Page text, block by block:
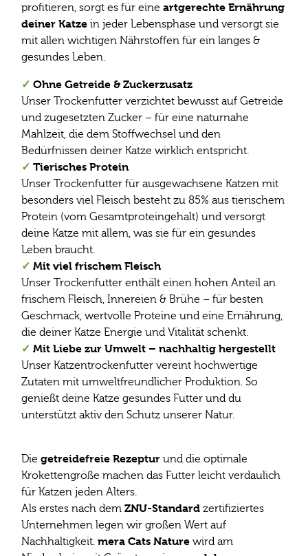
profitieren, sorgt es für eine artgerechte Ernährung
deiner Katze in jeder Lebensphase und versorgt sie
mit allen wichtigen Nährstoffen für ein langes &
gesundes Leben.
✓ Ohne Getreide & Zuckerzusatz
Unser Trockenfutter verzichtet bewusst auf Getreide
und zugesetzten Zucker – für eine naturnahe
Mahlzeit, die dem Stoffwechsel und den
Bedürfnissen deiner Katze wirklich entspricht.
✓ Tierisches Protein
Unser Trockenfutter für ausgewachsene Katzen mit
besonders viel Fleisch besteht zu 85% aus tierischem
Protein (vom Gesamtproteingehalt) und versorgt
deine Katze mit allem, was sie für ein gesundes
Leben braucht.
✓ Mit viel frischem Fleisch
Unser Trockenfutter enthält einen hohen Anteil an
frischem Fleisch, Innereien & Brühe – für besten
Geschmack, wertvolle Proteine und eine Ernährung,
die deiner Katze Energie und Vitalität schenkt.
✓ Mit Liebe zur Umwelt – nachhaltig hergestellt
Unser Katzentrockenfutter vereint hochwertige
Zutaten mit umweltfreundlicher Produktion. So
genießt deine Katze gesundes Futter und du
unterstützt aktiv den Schutz unserer Natur.
Die getreidefreie Rezeptur und die optimale
Krokettengröße machen das Futter leicht verdaulich
für Katzen jeden Alters.
Als erstes nach dem ZNU-Standard zertifiziertes
Unternehmen legen wir großen Wert auf
Nachhaltigkeit. mera Cats Nature wird am